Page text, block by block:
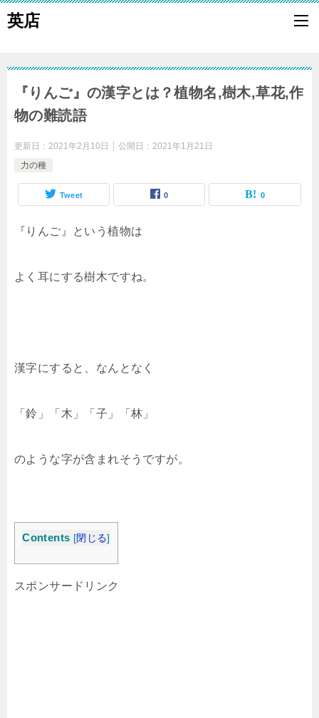
英店
『りんご』の漢字とは？植物名,樹木,草花,作
物の難読語
更新日： 2021年2月10日 公開日： 2021年1月21日
力の種
Tweet 0 0
『りんご』という植物は
よく耳にする樹木ですね。
漢字にすると、なんとなく
「鈴」「木」「子」「林」
のような字が含まれそうですが。
Contents [閉じる]
スポンサードリンク